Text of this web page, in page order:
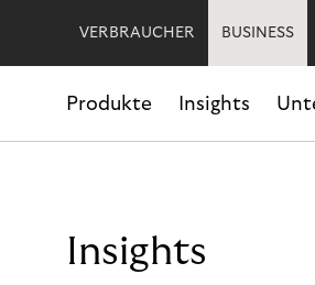
VERBRAUCHER BUSINESS
Produkte Insights
Insights